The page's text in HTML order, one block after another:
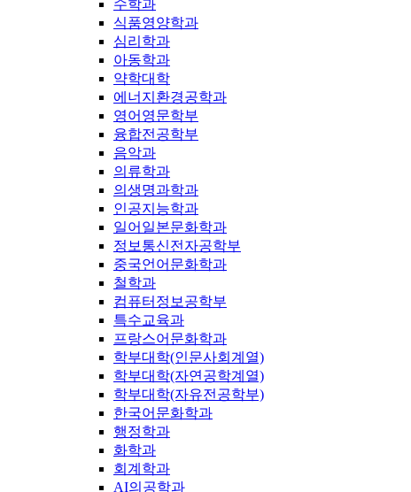
수학과
식품영양학과
심리학과
아동학과
약학대학
에너지환경공학과
영어영문학부
융합전공학부
음악과
의류학과
의생명과학과
인공지능학과
일어일본문화학과
정보통신전자공학부
중국언어문화학과
철학과
컴퓨터정보공학부
특수교육과
프랑스어문화학과
학부대학(인문사회계열)
학부대학(자연공학계열)
학부대학(자유전공학부)
한국어문화학과
행정학과
화학과
회계학과
AI의공학과